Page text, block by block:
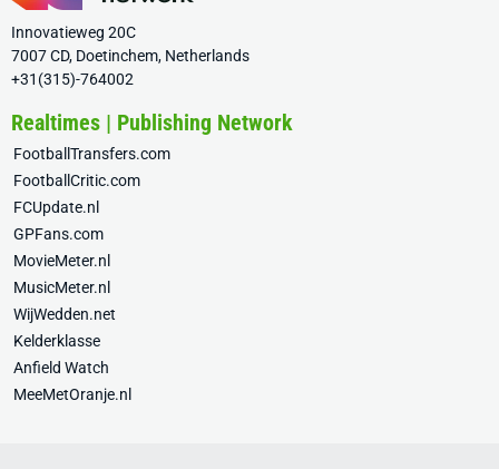
Innovatieweg 20C
7007 CD, Doetinchem, Netherlands
+31(315)-764002
Realtimes | Publishing Network
FootballTransfers.com
FootballCritic.com
FCUpdate.nl
GPFans.com
MovieMeter.nl
MusicMeter.nl
WijWedden.net
Kelderklasse
Anfield Watch
MeeMetOranje.nl